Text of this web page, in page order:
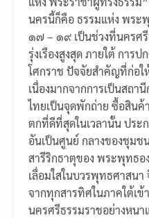
นครนี้ก็คือ ธรรมแห่ง พร
๑๗ – ๑๙ เป็นช่วงที่นครศ
รุ่งเรืองสูงสุด ภายใต้ การ
โศกราช ปัจจัยสำคัญที่ก่อใ
เนื่องมากจากการเป็นสถ
ไทยเป็นจุดพักถ่าย ซื้อสินค้
ตกที่ดีที่สุดในเวลานั้น ประ
อันเป็นศูนย์ กลางของชุม
สารีริกธาตุของ พระพุทธ
เลื่อมใสในบวรพุทธศาสน
จากทุกสารทิศในภาคใต้เข้
นครศรีธรรมราชอย่างหน